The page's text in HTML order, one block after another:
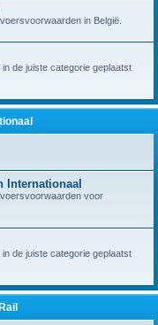
in België.
de juiste categorie geplaatst
Internationaal
voor
de juiste categorie geplaatst